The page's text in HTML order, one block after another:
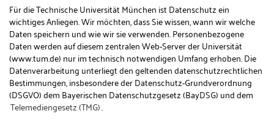
Für die Technische Universität München ist Datenschutz ein
wichtiges Anliegen. Wir möchten, dass Sie wissen, wann wir welche
Daten speichern und wie wir sie verwenden. Personenbezogene
Daten werden auf diesem zentralen Web-Server der Universität
(www.tum.de) nur im technisch notwendigen Umfang erhoben. Die
Datenverarbeitung unterliegt den geltenden datenschutzrechtlichen
Bestimmungen, insbesondere der Datenschutz-Grundverordnung
(DSGVO) dem Bayerischen Datenschutzgesetz (BayDSG) und dem
Telemediengesetz (TMG).